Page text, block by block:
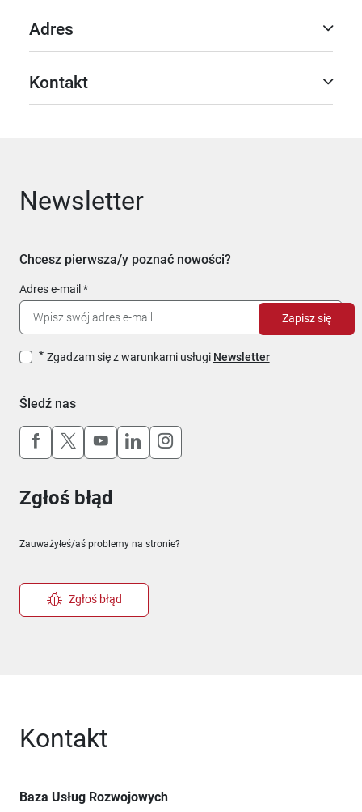
Adres
Kontakt
Newsletter
Chcesz pierwsza/y poznać nowości?
Adres e-mail
Zgadzam się z warunkami usługi Newsletter
Zapisz się
Śledź nas
Uwaga, link otworzy się w nowym oknie
Uwaga, link otworzy się w nowym oknie
Uwaga, link otworzy się w nowym
Uwaga, link otworzy się w
Uwaga, link otworzy się w
Zgłoś błąd
Zauważyłeś/aś problemy na stronie?
Zgłoś błąd
Kontakt
Baza Usług Rozwojowych